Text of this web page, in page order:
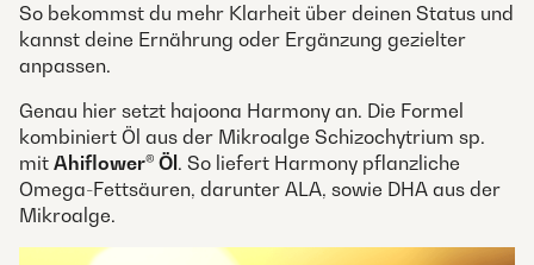
So bekommst du mehr Klarheit über deinen Status und
kannst deine Ernährung oder Ergänzung gezielter
anpassen.
Genau hier setzt hajoona Harmony an. Die Formel
kombiniert Öl aus der Mikroalge Schizochytrium sp.
mit Ahiflower® Öl. So liefert Harmony pflanzliche
Omega-Fettsäuren, darunter ALA, sowie DHA aus der
Mikroalge.